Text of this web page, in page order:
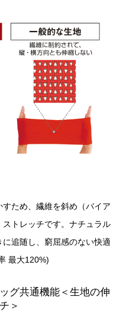
ため、繊維を斜め（バイア
トレッチです。ナチュラル
追随し、窮屈感のない快適
最大120%)
グ共通機能＜生地の伸
＞